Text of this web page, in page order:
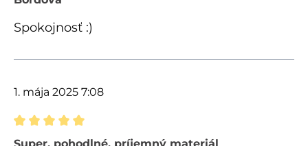
Spokojnosť :)
1. mája 2025 7:08
Recenzia s hodnotením 5 z 5 hviezdičiek
Super, pohodlné, príjemný materiál